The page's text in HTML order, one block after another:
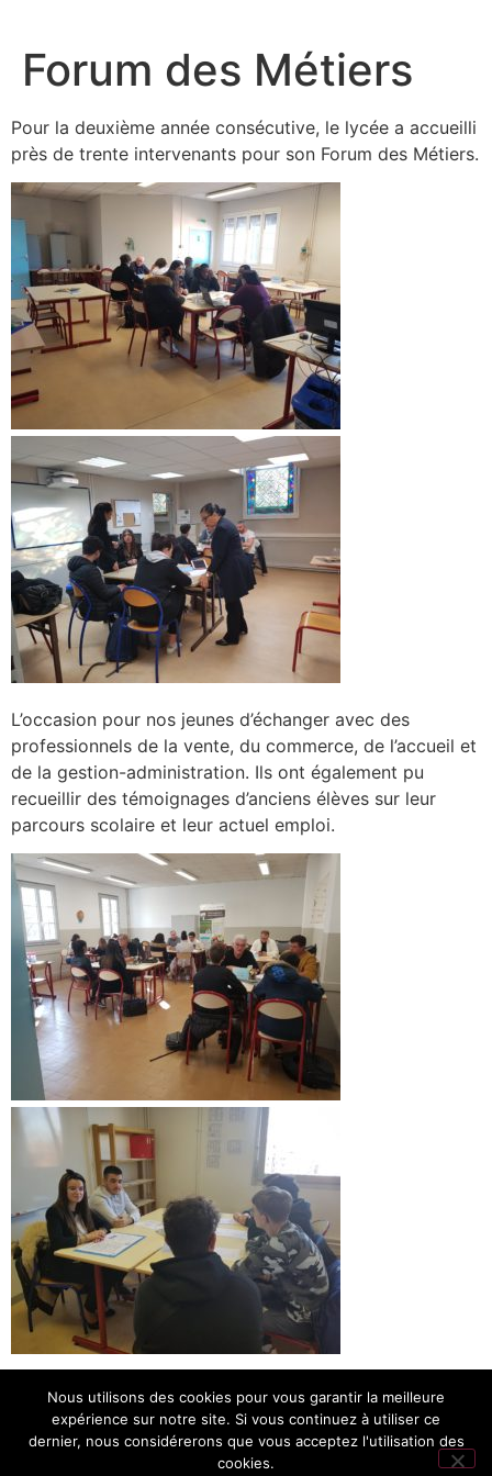
contenu
Forum des Métiers
Pour la deuxième année consécutive, le lycée a accueilli
près de trente intervenants pour son Forum des Métiers.
L’occasion pour nos jeunes d’échanger avec des
professionnels de la vente, du commerce, de l’accueil et
de la gestion-administration. Ils ont également pu
recueillir des témoignages d’anciens élèves sur leur
parcours scolaire et leur actuel emploi.
Des discussions très constructives et enrichissantes !
Retrouvez un aperçu de cette matinée sur notre chaîne
Nous utilisons des cookies pour vous garantir la meilleure
expérience sur notre site. Si vous continuez à utiliser ce
dernier, nous considérerons que vous acceptez l'utilisation des
cookies.